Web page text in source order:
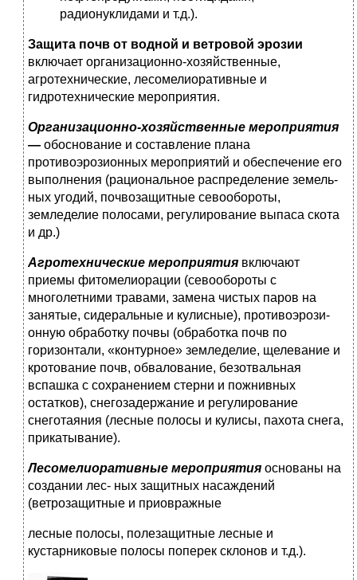
радионуклидами и т.д.).
Защита почв от водной и ветровой эрозии
включает органи­зационно-хозяйственные,
агротехнические, лесомелиоратив­ные и
гидротехнические мероприятия.
Организационно-хозяйственные мероприятия
— обоснование и составление плана
противоэрозионных мероприятий и обес­печение его
выполнения (рациональное распределение земель­
ных угодий, почвозащитные севообороты,
земледелие полоса­ми, регулирование выпаса скота
и др.)
Агротехнические мероприятия включают
приемы фитомели­орации (севообороты с
многолетними травами, замена чистых паров на
занятые, сидеральные и кулисные), противоэрози-
онную обработку почвы (обработка почв по
горизонтали, «кон­турное» земледелие, щелевание и
кротование почв, обвалова­ние, безотвальная
вспашка с сохранением стерни и пожнив­ных
остатков), снегозадержание и регулирование
снеготаяния (лесные полосы и кулисы, пахота снега,
прикатывание).
Лесомелиоративные мероприятия основаны на
создании лес- ных защитных насаждений
(ветрозащитные и приовражные
лесные полосы, полезащитные лесные и
кустарниковые поло­сы поперек склонов и т.д.).